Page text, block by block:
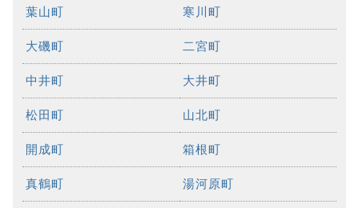
葉山町 寒川町
大磯町 二宮町
中井町 大井町
松田町 山北町
開成町 箱根町
真鶴町 湯河原町